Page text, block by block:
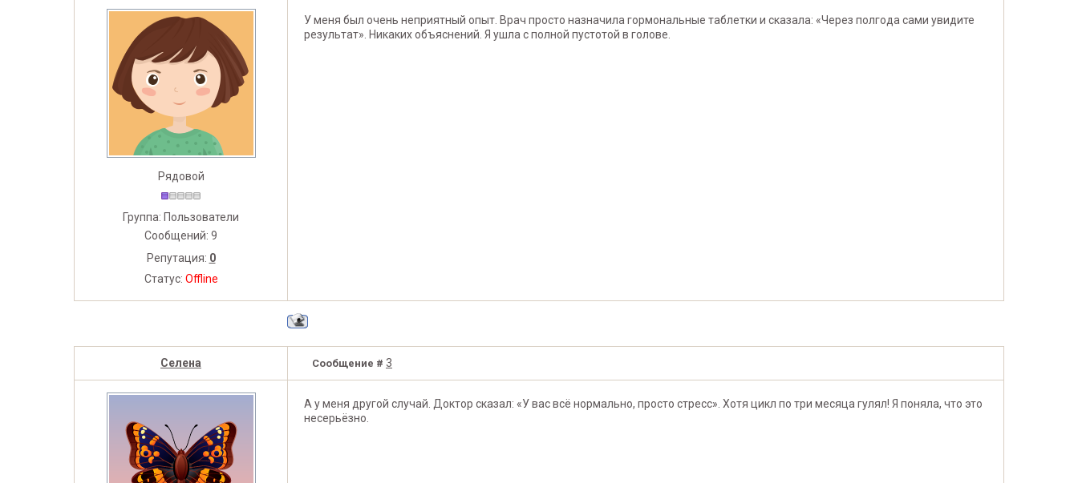
Рядовой
Группа: Пользователи
Сообщений: 9
Репутация: 0
Статус: Offline
У меня был очень неприятный опыт. Врач просто назначила гормональные таблетки и сказала: «Через полгода сами увидите
результат». Никаких объяснений. Я ушла с полной пустотой в голове.
Селена Сообщение # 3
А у меня другой случай. Доктор сказал: «У вас всё нормально, просто стресс». Хотя цикл по три месяца гулял! Я поняла, что это
несерьёзно.